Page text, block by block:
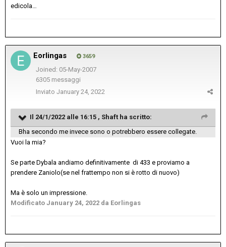
edicola…
Eorlingas 3659
Joined: 05-May-2007
6305 messaggi
Inviato January 24, 2022
Il 24/1/2022 alle 16:15 , Shaft ha scritto:
Bha secondo me invece sono o potrebbero essere collegate.
Vuoi la mia?
Se parte Dybala andiamo definitivamente di 433 e proviamo a
prendere Zaniolo(se nel frattempo non si è rotto di nuovo)
Ma è solo un impressione.
Modificato January 24, 2022 da Eorlingas